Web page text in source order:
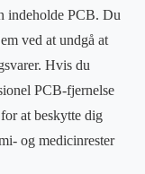
indeholde PCB. Du
ved at undgå at
Hvis du
PCB-fjernelse
at beskytte dig
og medicinrester